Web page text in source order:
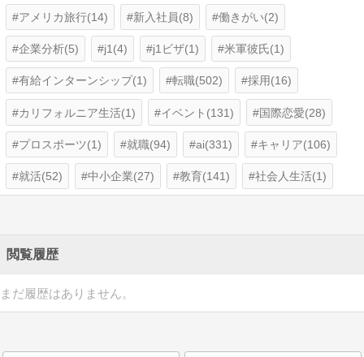
アメリカ旅行(14) 新入社員(8) 働きがい(2)
企業分析(5) j1(4) j1ビザ(1) 米軍彼氏(1)
有給インターンシップ(1) 転職(502) 採用(16)
カリフォルニア生活(1) イベント(131) 国際恋愛(28)
プロスポーツ(1) 就職(94) ai(331) キャリア(106)
就活(52) 中小企業(27) 教育(141) 社会人生活(1)
閲覧履歴
まだ履歴はありません。